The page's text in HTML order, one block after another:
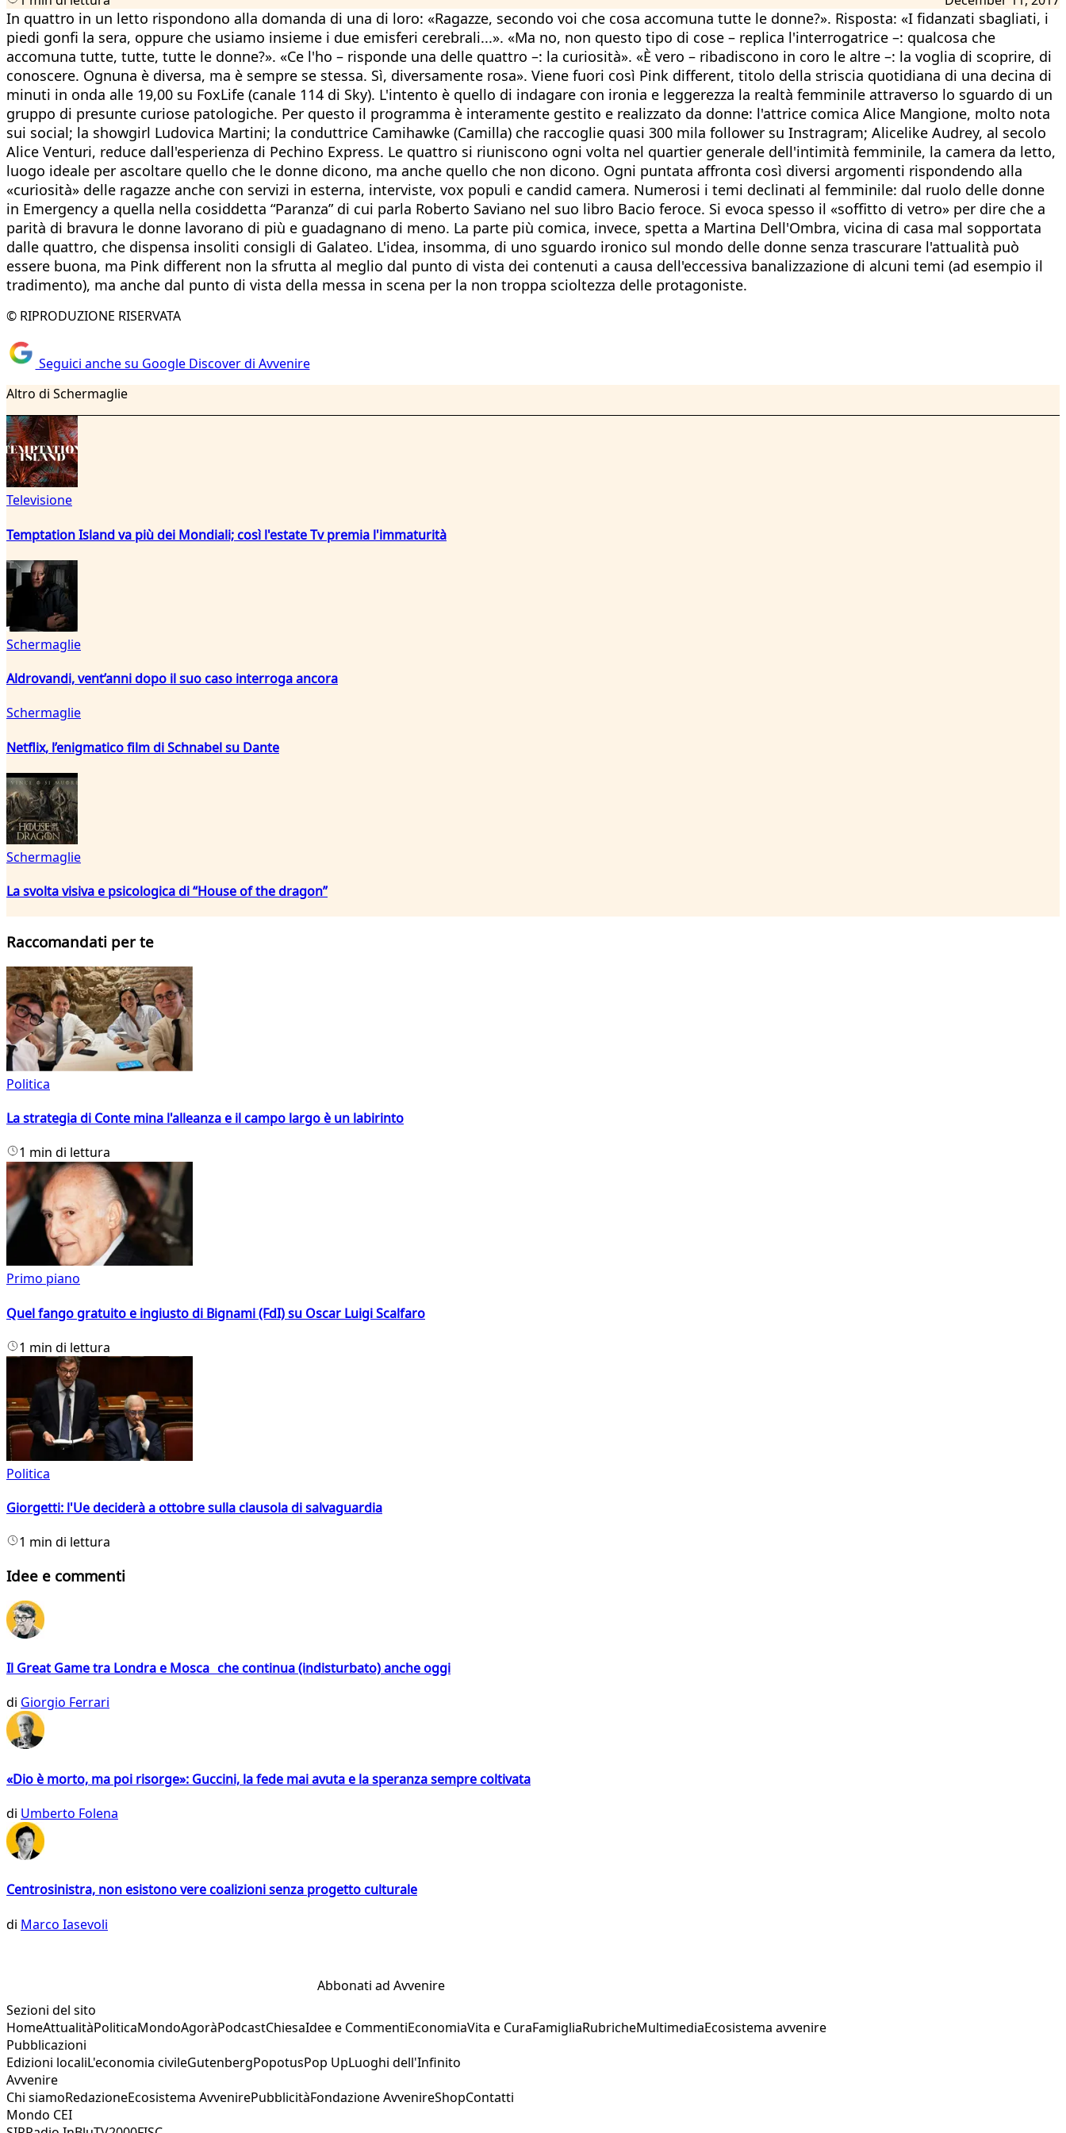
In quattro in un letto rispondono alla domanda di una di loro: «Ragazze, secondo voi che cosa accomuna tutte le donne?». Risposta: «I fidanzati sbagliati, i
piedi gonfi la sera, oppure che usiamo insieme i due emisferi cerebrali...». «Ma no, non questo tipo di cose – replica l'interrogatrice –: qualcosa che
accomuna tutte, tutte, tutte le donne?». «Ce l'ho – risponde una delle quattro –: la curiosità». «È vero – ribadiscono in coro le altre –: la voglia di scoprire, di
conoscere. Ognuna è diversa, ma è sempre se stessa. Sì, diversamente rosa». Viene fuori così Pink different, titolo della striscia quotidiana di una decina di
minuti in onda alle 19,00 su FoxLife (canale 114 di Sky). L'intento è quello di indagare con ironia e leggerezza la realtà femminile attraverso lo sguardo di un
gruppo di presunte curiose patologiche. Per questo il programma è interamente gestito e realizzato da donne: l'attrice comica Alice Mangione, molto nota
sui social; la showgirl Ludovica Martini; la conduttrice Camihawke (Camilla) che raccoglie quasi 300 mila follower su Instragram; Alicelike Audrey, al secolo
Alice Venturi, reduce dall'esperienza di Pechino Express. Le quattro si riuniscono ogni volta nel quartier generale dell'intimità femminile, la camera da letto,
luogo ideale per ascoltare quello che le donne dicono, ma anche quello che non dicono. Ogni puntata affronta così diversi argomenti rispondendo alla
«curiosità» delle ragazze anche con servizi in esterna, interviste, vox populi e candid camera. Numerosi i temi declinati al femminile: dal ruolo delle donne
in Emergency a quella nella cosiddetta “Paranza” di cui parla Roberto Saviano nel suo libro Bacio feroce. Si evoca spesso il «soffitto di vetro» per dire che a
parità di bravura le donne lavorano di più e guadagnano di meno. La parte più comica, invece, spetta a Martina Dell'Ombra, vicina di casa mal sopportata
dalle quattro, che dispensa insoliti consigli di Galateo. L'idea, insomma, di uno sguardo ironico sul mondo delle donne senza trascurare l'attualità può
essere buona, ma Pink different non la sfrutta al meglio dal punto di vista dei contenuti a causa dell'eccessiva banalizzazione di alcuni temi (ad esempio il
tradimento), ma anche dal punto di vista della messa in scena per la non troppa scioltezza delle protagoniste.
© RIPRODUZIONE RISERVATA
Seguici anche su Google Discover di Avvenire
Altro di Schermaglie
Televisione
Temptation Island va più dei Mondiali; così l'estate Tv premia l'immaturità
Schermaglie
Aldrovandi, vent’anni dopo il suo caso interroga ancora
Schermaglie
Netflix, l’enigmatico film di Schnabel su Dante
Schermaglie
La svolta visiva e psicologica di “House of the dragon”
Raccomandati per te
Politica
La strategia di Conte mina l'alleanza e il campo largo è un labirinto
1 min di lettura
Primo piano
Quel fango gratuito e ingiusto di Bignami (FdI) su Oscar Luigi Scalfaro
1 min di lettura
Politica
Giorgetti: l'Ue deciderà a ottobre sulla clausola di salvaguardia
1 min di lettura
Idee e commenti
Il Great Game tra Londra e Mosca che continua (indisturbato) anche oggi
di Giorgio Ferrari
«Dio è morto, ma poi risorge»: Guccini, la fede mai avuta e la speranza sempre coltivata
di Umberto Folena
Centrosinistra, non esistono vere coalizioni senza progetto culturale
di Marco Iasevoli
Abbonati ad Avvenire
Sezioni del sito
HomeAttualitàPoliticaMondoAgoràPodcastChiesaIdee e CommentiEconomiaVita e CuraFamigliaRubricheMultimediaEcosistema avvenire
Pubblicazioni
Edizioni localiL'economia civileGutenbergPopotusPop UpLuoghi dell'Infinito
Avvenire
Chi siamoRedazioneEcosistema AvvenirePubblicitàFondazione AvvenireShopContatti
Mondo CEI